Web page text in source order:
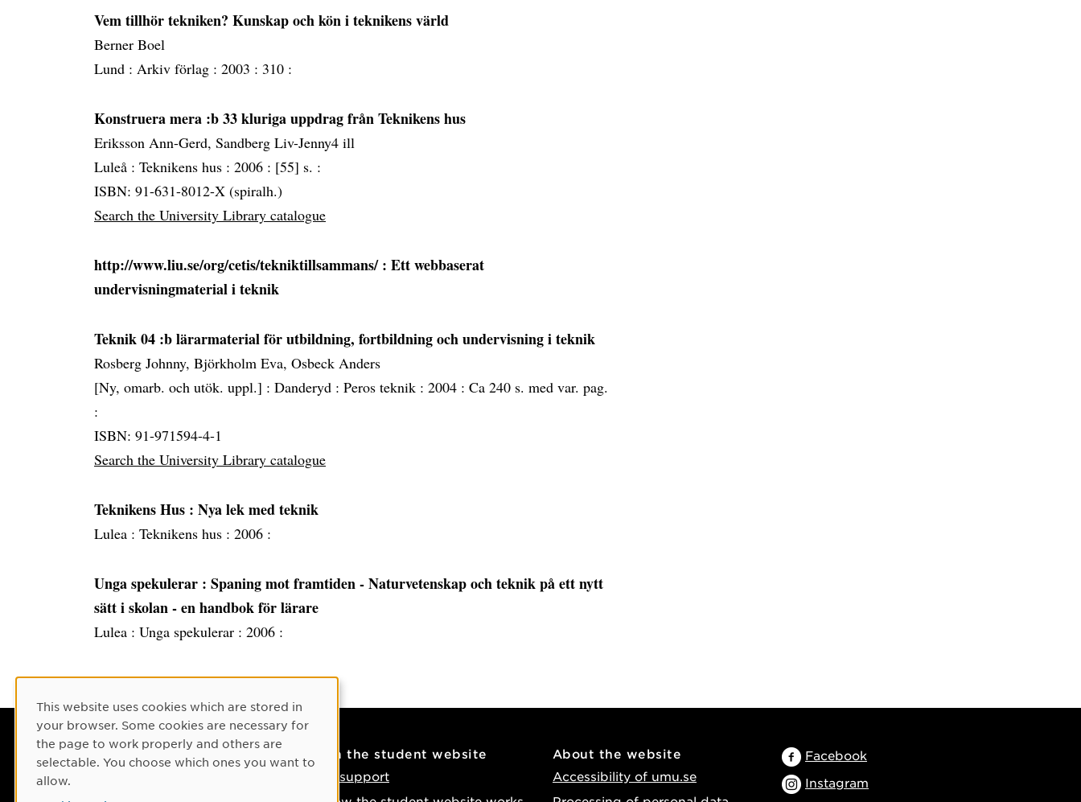
Vem tillhör tekniken? Kunskap och kön i teknikens värld
Berner Boel
Lund : Arkiv förlag : 2003 : 310 :
Konstruera mera :b 33 kluriga uppdrag från Teknikens hus
Eriksson Ann-Gerd, Sandberg Liv-Jenny4 ill
Luleå : Teknikens hus : 2006 : [55] s. :
ISBN: 91-631-8012-X (spiralh.)
Search the University Library catalogue
http://www.liu.se/org/cetis/tekniktillsammans/: Ett webbaserat
undervisningmaterial i teknik
Teknik 04 :b lärarmaterial för utbildning, fortbildning och undervisning i teknik
Rosberg Johnny, Björkholm Eva, Osbeck Anders
[Ny, omarb. och utök. uppl.] : Danderyd : Peros teknik : 2004 : Ca 240 s. med var. pag.
:
ISBN: 91-971594-4-1
Search the University Library catalogue
Teknikens Hus : Nya lek med teknik
Lulea : Teknikens hus : 2006 :
Unga spekulerar : Spaning mot framtiden - Naturvetenskap och teknik på ett nytt
sätt i skolan - en handbok för lärare
Lulea : Unga spekulerar : 2006 :
Contact
On the student website
IT support
About the website
Accessibility of umu.se
Facebook
Instagram
Cookie Consent
This website uses cookies which are stored in
your browser. Some cookies are necessary for
the page to work properly and others are
selectable. You choose which ones you want to
allow.